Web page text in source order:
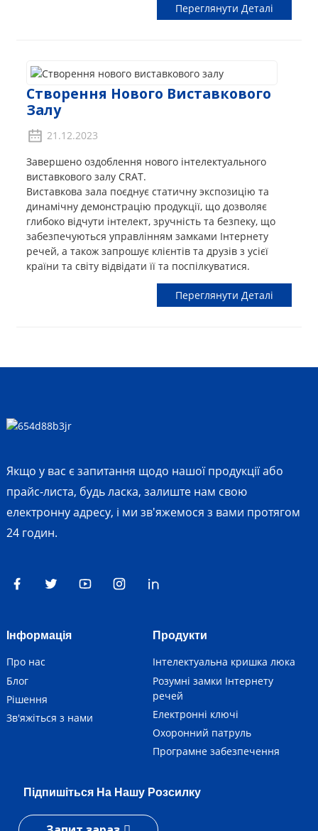
Переглянути Деталі
Створення Нового Виставкового
Залу
21.12.2023
Завершено оздоблення нового інтелектуального
виставкового залу CRAT.
Виставкова зала поєднує статичну экспозицію та
динамічну демонстрацію продукції, що дозволяє
глибоко відчути інтелект, зручність та безпеку, що
забезпечуються управлінням замками Інтернету
речей, а також запрошує клієнтів та друзів з усієї
країни та світу відвідати її та поспілкуватися.
Переглянути Деталі
Якщо у вас є запитання щодо нашої продукції або
прайс-листа, будь ласка, залиште нам свою
електронну адресу, і ми зв'яжемося з вами протягом
24 годин.
Інформація
Про нас
Блог
Рішення
Зв'яжіться з нами
Продукти
Інтелектуальна кришка люка
Розумні замки Інтернету
речей
Електронні ключі
Охоронний патруль
Програмне забезпечення
Підпишіться На Нашу Розсилку